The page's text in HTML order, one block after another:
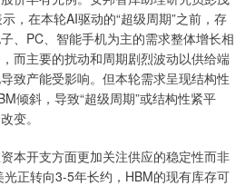
，在本轮AI驱动的“超级周期”之前，存
、PC、智能手机为主的需求整体增长相
而主要的扰动和周期剧烈波动以供给端
致产能受影响。但本轮需求呈现结构性
倾斜，导致“超级周期”或结构性紧平
变。
开支方面更加关注供应的稳定性而非
正转向3-5年长约，HBM的现有库存可